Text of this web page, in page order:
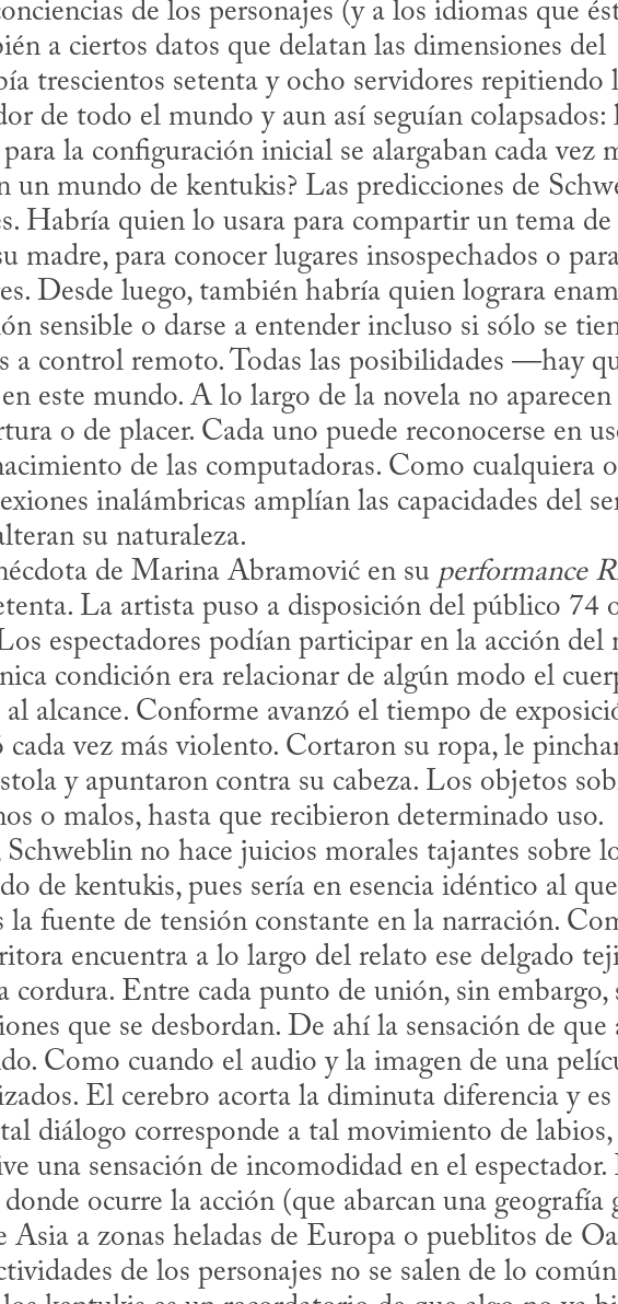
de los personajes (y a los idiomas que
a ciertos datos que delatan las dimensiones del
trescientos setenta y ocho servidores repitiendo
de todo el mundo y aun así seguían colapsados:
la configuración inicial se alargaban cada vez
Habría quien lo usara para compartir un tema de
madre, para conocer lugares insospechados o
Desde luego, también habría quien lograra
sensible o darse a entender incluso si sólo se
a control remoto. Todas las posibilidades —hay
este mundo. A lo largo de la novela no aparecen
o de placer. Cada uno puede reconocerse en
de las computadoras. Como cualquiera
inalámbricas amplían las capacidades del
su naturaleza.
anécdota de Marina Abramović en su
performance
La artista puso a disposición del público 74
espectadores podían participar en la acción del
condición era relacionar de algún modo el
alcance. Conforme avanzó el tiempo de
cada vez más violento. Cortaron su ropa, le
y apuntaron contra su cabeza. Los objetos
o malos, hasta que recibieron determinado uso.
de kentukis, pues sería en esencia idéntico al
la fuente de tensión constante en la narración.
encuentra a lo largo del relato ese delgado
cordura. Entre cada punto de unión, sin embargo,
que se desbordan. De ahí la sensación de que
Como cuando el audio y la imagen de una
El cerebro acorta la diminuta diferencia y es
diálogo corresponde a tal movimiento de labios,
una sensación de incomodidad en el espectador.
ocurre la acción (que abarcan una geografía
Asia a zonas heladas de Europa o pueblitos de
de los personajes no se salen de lo